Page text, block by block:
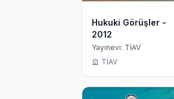
Hukuki Görüşler -
2012
Yayınevi: TİAV
TİAV